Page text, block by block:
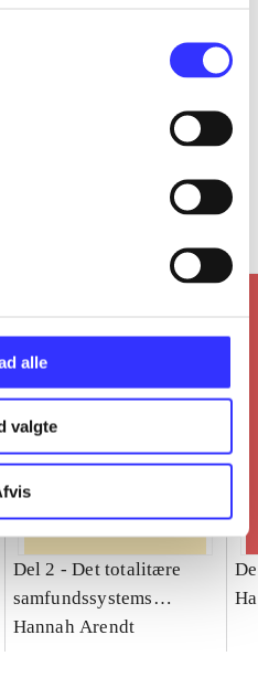
alle
valgte
Del 2 -Det totalitære
samfundssystems
oprindelse.
Hannah Arendt